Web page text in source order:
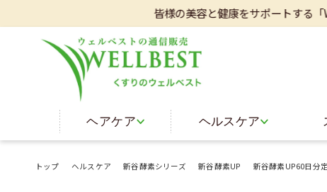
皆様の美容と健康をサポートする「
ヘアケア ヘルスケア
トップ ヘルスケア 新谷酵素シリーズ 新谷酵素UP 新谷酵素UP60日分